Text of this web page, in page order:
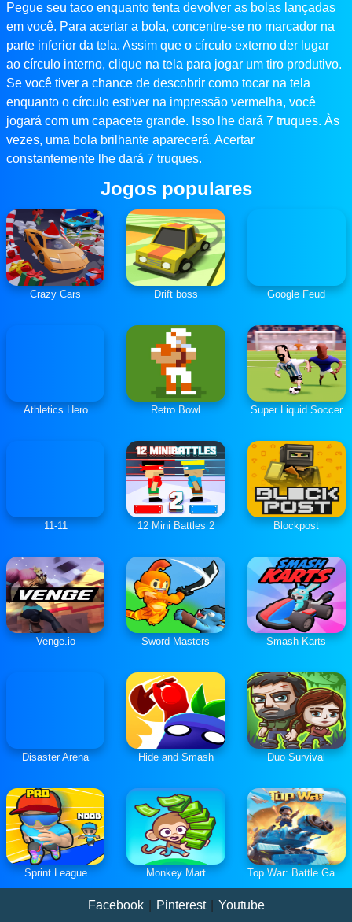
Pegue seu taco enquanto tenta devolver as bolas lançadas
em você. Para acertar a bola, concentre-se no marcador na
parte inferior da tela. Assim que o círculo externo der lugar
ao círculo interno, clique na tela para jogar um tiro produtivo.
Se você tiver a chance de descobrir como tocar na tela
enquanto o círculo estiver na impressão vermelha, você
jogará com um capacete grande. Isso lhe dará 7 truques. Às
vezes, uma bola brilhante aparecerá. Acertar
constantemente lhe dará 7 truques.
Jogos populares
Crazy Cars Drift boss Google Feud
Athletics Hero Retro Bowl Super Liquid Soccer
11-11 12 Mini Battles 2 Blockpost
Venge.io Sword Masters Smash Karts
Disaster Arena Hide and Smash Duo Survival
Sprint League Monkey Mart Top War: Battle Game
Facebook Pinterest Youtube